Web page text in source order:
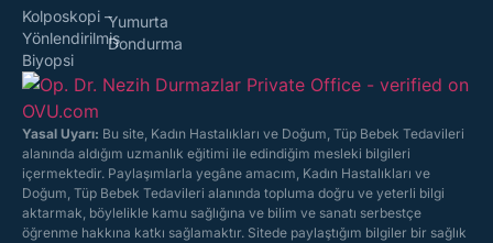
Kolposkopi –
Yönlendirilmiş
Biyopsi
Yumurta
Dondurma
Yasal Uyarı: Bu site, Kadın Hastalıkları ve Doğum, Tüp Bebek Tedavileri
alanında aldığım uzmanlık eğitimi ile edindiğim mesleki bilgileri
içermektedir. Paylaşımlarla yegâne amacım, Kadın Hastalıkları ve
Doğum, Tüp Bebek Tedavileri alanında topluma doğru ve yeterli bilgi
aktarmak, böylelikle kamu sağlığına ve bilim ve sanatı serbestçe
öğrenme hakkına katkı sağlamaktır. Sitede paylaştığım bilgiler bir sağlık